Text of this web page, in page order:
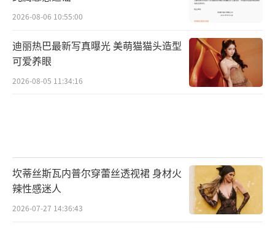
2026-08-06 10:55:00
迪丽热巴最新写真曝光 美萌猫猫头造型
可爱养眼
2026-08-05 11:34:16
坎蒂丝斯瓦内普尔穿蕾丝透视裙 身材火
辣性感迷人
2026-07-27 14:36:43